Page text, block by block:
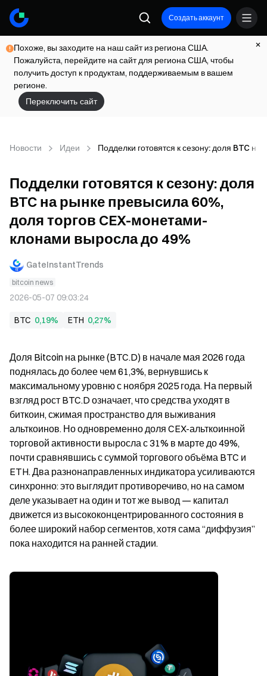
Создать аккаунт
Похоже, вы заходите на наш сайт из региона США.
Пожалуйста, перейдите на сайт для региона США, чтобы
получить доступ к продуктам, поддерживаемым в вашем
регионе.
Переключить сайт
Новости Идеи Подделки готовятся к сезону: доля BTC
Подделки готовятся к сезону: доля
BTC на рынке превысила 60%,
доля торгов CEX-монетами-
клонами выросла до 49%
GateInstantTrends
bitcoin news
2026-05-07 09:03:24
BTC 0,19% ETH 0,27%
Доля Bitcoin на рынке (BTC.D) в начале мая 2026 года
поднялась до более чем 61,3%, вернувшись к
максимальному уровню с ноября 2025 года. На первый
взгляд рост BTC.D означает, что средства уходят в
биткоин, сжимая пространство для выживания
альткоинов. Но одновременно доля CEX-альткоинной
торговой активности выросла с 31% в марте до 49%,
почти сравнявшись с суммой торгового объёма BTC и
ETH. Два разнонаправленных индикатора усиливаются
синхронно: это выглядит противоречиво, но на самом
деле указывает на один и тот же вывод — капитал
движется из высококонцентрированного состояния в
более широкий набор сегментов, хотя сама “диффузия”
пока находится на ранней стадии.